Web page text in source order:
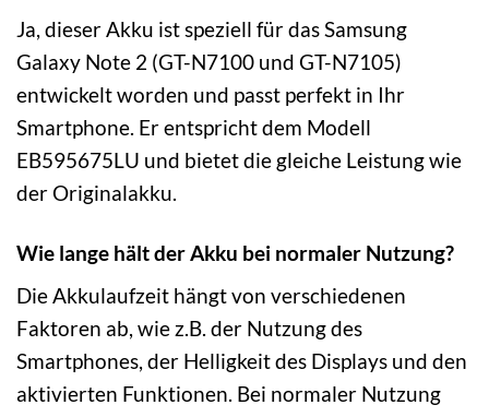
Ja, dieser Akku ist speziell für das Samsung
Galaxy Note 2 (GT-N7100 und GT-N7105)
entwickelt worden und passt perfekt in Ihr
Smartphone. Er entspricht dem Modell
EB595675LU und bietet die gleiche Leistung wie
der Originalakku.
Wie lange hält der Akku bei normaler Nutzung?
Die Akkulaufzeit hängt von verschiedenen
Faktoren ab, wie z.B. der Nutzung des
Smartphones, der Helligkeit des Displays und den
aktivierten Funktionen. Bei normaler Nutzung